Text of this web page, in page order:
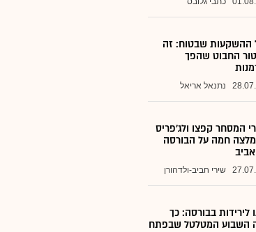
ההשקעות שבטוח: זה
החבוט שהפך
נתנאל אריאל
המסחר קפצו ולג'פריס
חמה על הבורסה
שירי חביב-ולדהורן
לירידות בבורסה: כך
השבוע המטלטל שבפתח